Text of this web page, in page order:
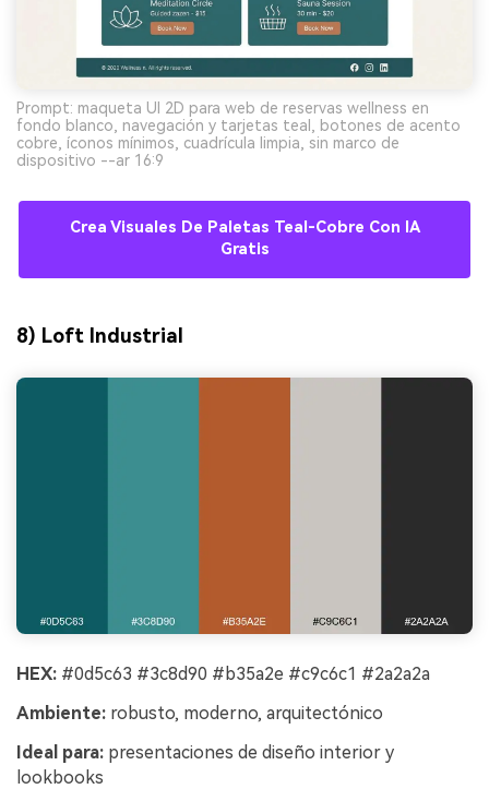
Prompt: maqueta UI 2D para web de reservas wellness en
fondo blanco, navegación y tarjetas teal, botones de acento
cobre, íconos mínimos, cuadrícula limpia, sin marco de
dispositivo --ar 16:9
Crea Visuales De Paletas Teal-Cobre Con IA
Gratis
8) Loft Industrial
HEX: #0d5c63 #3c8d90 #b35a2e #c9c6c1 #2a2a2a
Ambiente: robusto, moderno, arquitectónico
Ideal para: presentaciones de diseño interior y
lookbooks